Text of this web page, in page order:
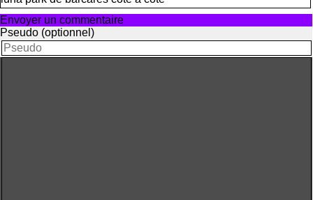
Envoyer un commentaire
Pseudo (optionnel)